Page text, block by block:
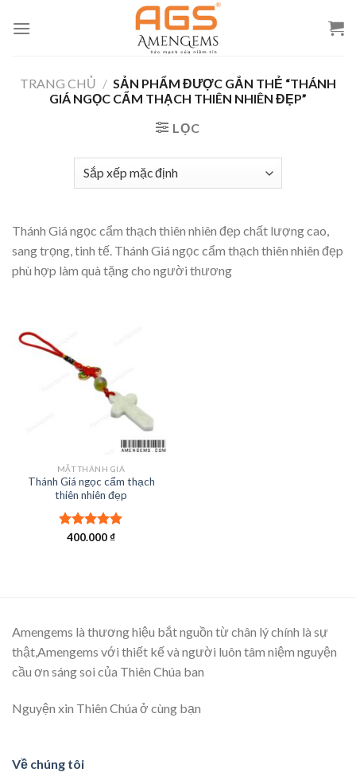
TRANG CHỦ / SẢN PHẨM ĐƯỢC GẮN THẺ “THÁNH
GIÁ NGỌC CẨM THẠCH THIÊN NHIÊN ĐẸP”
LỌC
Thánh Giá ngọc cẩm thạch thiên nhiên đẹp chất lượng cao,
sang trọng, tinh tế. Thánh Giá ngọc cẩm thạch thiên nhiên đẹp
phù hợp làm quà tặng cho người thương
MẶT THÁNH GIÁ
Thánh Giá ngọc cẩm thạch
thiên nhiên đẹp
Được xếp
400.000₫
Amengems là thương hiệu bắt nguồn từ chân lý chính là sự
thật,Amengems với thiết kế và người luôn tâm niệm nguyện
cầu ơn sáng soi của Thiên Chúa ban
Nguyện xin Thiên Chúa ở cùng bạn
Về chúng tôi